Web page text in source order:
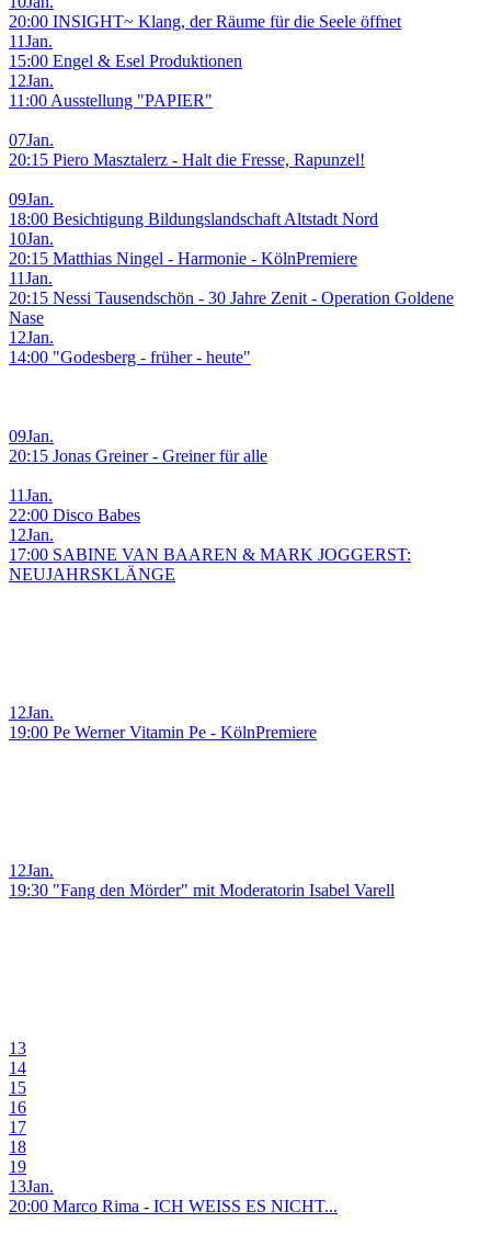
20:00 INSIGHT~ Klang, der Räume für die Seele öffnet
11Jan.
15:00 Engel & Esel Produktionen
12Jan.
11:00 Ausstellung "PAPIER"
07Jan.
20:15 Piero Masztalerz - Halt die Fresse, Rapunzel!
09Jan.
18:00 Besichtigung Bildungslandschaft Altstadt Nord
10Jan.
20:15 Matthias Ningel - Harmonie - KölnPremiere
11Jan.
20:15 Nessi Tausendschön - 30 Jahre Zenit - Operation Goldene
Nase
12Jan.
14:00 "Godesberg - früher - heute"
09Jan.
20:15 Jonas Greiner - Greiner für alle
11Jan.
22:00 Disco Babes
12Jan.
17:00 SABINE VAN BAAREN & MARK JOGGERST:
NEUJAHRSKLÄNGE
12Jan.
19:00 Pe Werner Vitamin Pe - KölnPremiere
12Jan.
19:30 "Fang den Mörder" mit Moderatorin Isabel Varell
13
14
15
16
17
18
19
13Jan.
20:00 Marco Rima - ICH WEISS ES NICHT...